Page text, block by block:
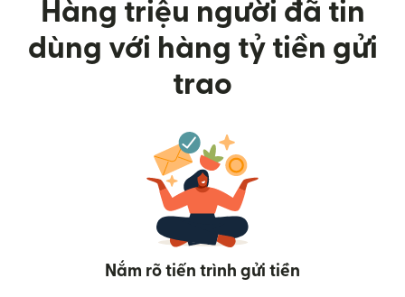
Hàng triệu người đã tin
dùng với hàng tỷ tiền gửi
trao
Nắm rõ tiến trình gửi tiền